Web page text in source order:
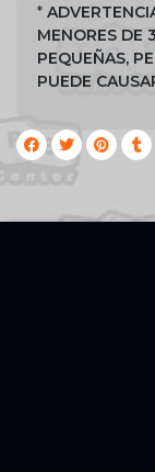
*
MENORES DE
PEQUEÑAS,
PUEDE